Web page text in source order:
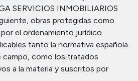
SERVICIOS INMOBILIARIOS
obras protegidas como
el ordenamiento jurídico
tanto la normativa española
campo, como los tratados
a la materia y suscritos por